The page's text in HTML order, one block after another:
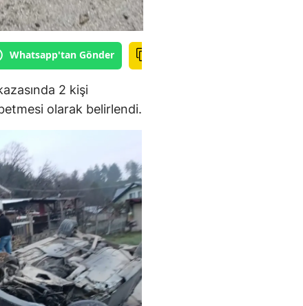
Whatsapp'tan Gönder
2 kişi
olarak belirlendi.